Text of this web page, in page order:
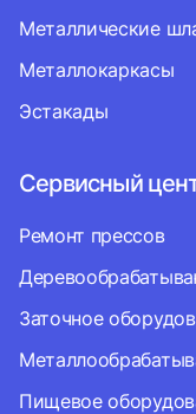
Металлические
Металлокаркасы
Эстакады
Сервисный
Ремонт прессов
Заточное
Пищевое